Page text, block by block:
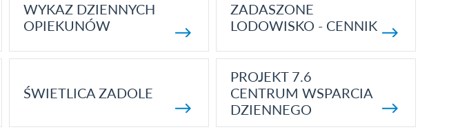
WYKAZ DZIENNYCH
OPIEKUNÓW
ZADASZONE
LODOWISKO - CENNIK
ŚWIETLICA ZADOLE
PROJEKT 7.6
CENTRUM WSPARCIA
DZIENNEGO